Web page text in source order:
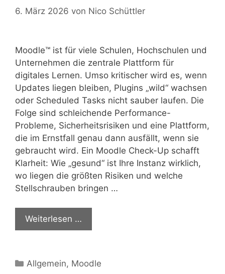
6. März 2026 von Nico Schüttler
Moodle™ ist für viele Schulen, Hochschulen und
Unternehmen die zentrale Plattform für
digitales Lernen. Umso kritischer wird es, wenn
Updates liegen bleiben, Plugins „wild“ wachsen
oder Scheduled Tasks nicht sauber laufen. Die
Folge sind schleichende Performance-
Probleme, Sicherheitsrisiken und eine Plattform,
die im Ernstfall genau dann ausfällt, wenn sie
gebraucht wird. Ein Moodle Check-Up schafft
Klarheit: Wie „gesund“ ist Ihre Instanz wirklich,
wo liegen die größten Risiken und welche
Stellschrauben bringen …
Weiterlesen …
Kategorien
Allgemein, Moodle